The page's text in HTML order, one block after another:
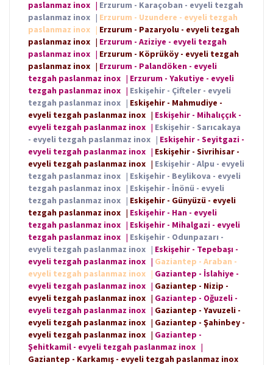
paslanmaz inox | Erzurum - Karaçoban - evyeli tezgah
paslanmaz inox | Erzurum - Uzundere - evyeli tezgah
paslanmaz inox | Erzurum - Pazaryolu - evyeli tezgah
paslanmaz inox | Erzurum - Aziziye - evyeli tezgah
paslanmaz inox | Erzurum - Köprüköy - evyeli tezgah
paslanmaz inox | Erzurum - Palandöken - evyeli
tezgah paslanmaz inox | Erzurum - Yakutiye - evyeli
tezgah paslanmaz inox | Eskişehir - Çifteler - evyeli
tezgah paslanmaz inox | Eskişehir - Mahmudiye -
evyeli tezgah paslanmaz inox | Eskişehir - Mihalıççık -
evyeli tezgah paslanmaz inox | Eskişehir - Sarıcakaya
- evyeli tezgah paslanmaz inox | Eskişehir - Seyitgazi -
evyeli tezgah paslanmaz inox | Eskişehir - Sivrihisar -
evyeli tezgah paslanmaz inox | Eskişehir - Alpu - evyeli
tezgah paslanmaz inox | Eskişehir - Beylikova - evyeli
tezgah paslanmaz inox | Eskişehir - İnönü - evyeli
tezgah paslanmaz inox | Eskişehir - Günyüzü - evyeli
tezgah paslanmaz inox | Eskişehir - Han - evyeli
tezgah paslanmaz inox | Eskişehir - Mihalgazi - evyeli
tezgah paslanmaz inox | Eskişehir - Odunpazarı -
evyeli tezgah paslanmaz inox | Eskişehir - Tepebaşı -
evyeli tezgah paslanmaz inox | Gaziantep - Araban -
evyeli tezgah paslanmaz inox | Gaziantep - İslahiye -
evyeli tezgah paslanmaz inox | Gaziantep - Nizip -
evyeli tezgah paslanmaz inox | Gaziantep - Oğuzeli -
evyeli tezgah paslanmaz inox | Gaziantep - Yavuzeli -
evyeli tezgah paslanmaz inox | Gaziantep - Şahinbey -
evyeli tezgah paslanmaz inox | Gaziantep -
Şehitkamil - evyeli tezgah paslanmaz inox |
Gaziantep - Karkamış - evyeli tezgah paslanmaz inox